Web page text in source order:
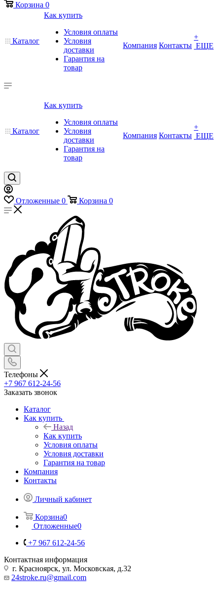
Корзина 0
Каталог
Как купить
Условия оплаты
Условия
доставки
Гарантия на
товар
Компания Контакты
+
ЕЩЕ
Каталог
Как купить
Условия оплаты
Условия
доставки
Гарантия на
товар
Компания Контакты
+
ЕЩЕ
Отложенные 0 Корзина 0
Телефоны
+7 967 612-24-56
Заказать звонок
Каталог
Как купить
Назад
Как купить
Условия оплаты
Условия доставки
Гарантия на товар
Компания
Контакты
Личный кабинет
Корзина0
Отложенные0
+7 967 612-24-56
Контактная информация
г. Красноярск, ул. Московская, д.32
24stroke.ru@gmail.com